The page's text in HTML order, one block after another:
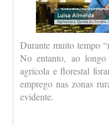
Durante muito tempo
No entanto, ao longo
agrícola e florestal
emprego nas zonas
evidente.